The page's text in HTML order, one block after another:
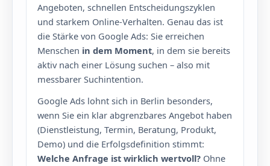
Angeboten, schnellen Entscheidungszyklen
und starkem Online-Verhalten. Genau das ist
die Stärke von Google Ads: Sie erreichen
Menschen in dem Moment, in dem sie bereits
aktiv nach einer Lösung suchen – also mit
messbarer Suchintention.
Google Ads lohnt sich in Berlin besonders,
wenn Sie ein klar abgrenzbares Angebot haben
(Dienstleistung, Termin, Beratung, Produkt,
Demo) und die Erfolgsdefinition stimmt:
Welche Anfrage ist wirklich wertvoll? Ohne